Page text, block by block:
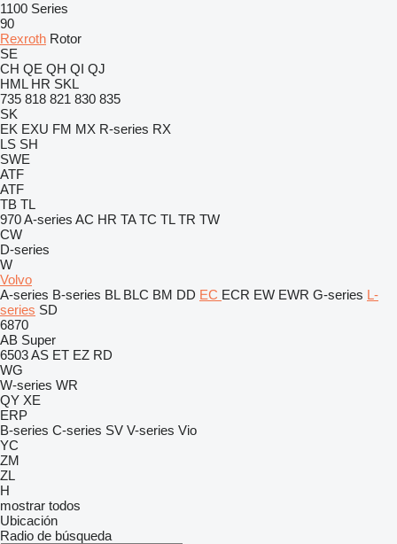
1100 Series
90
Rexroth Rotor
SE
CH QE QH QI QJ
HML HR SKL
735 818 821 830 835
SK
EK EXU FM MX R-series RX
LS SH
SWE
ATF
ATF
TB TL
970A-series AC HR TA TC TL TR TW
CW
D-series
W
Volvo
A-series B-series BL BLC BM DD EC ECR EW EWR G-series L-
series SD
6870
AB Super
6503AS ET EZ RD
WG
W-series WR
QY XE
ERP
B-series C-series SV V-series Vio
YC
ZM
ZL
H
mostrar todos
Ubicación
Radio de búsqueda